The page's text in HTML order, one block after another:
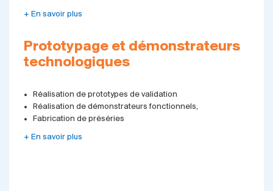
+ En savoir plus
Prototypage et démonstrateurs
technologiques
Réalisation de prototypes de validation
Réalisation de démonstrateurs fonctionnels,
Fabrication de préséries
+ En savoir plus